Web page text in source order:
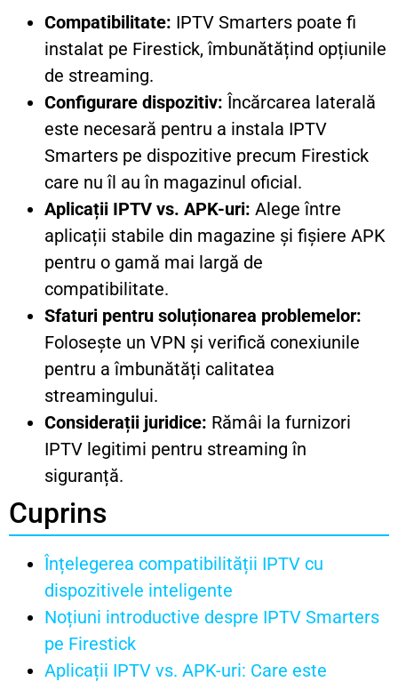
Compatibilitate: IPTV Smarters poate fi
instalat pe Firestick, îmbunătățind opțiunile
de streaming.
Configurare dispozitiv: Încărcarea laterală
este necesară pentru a instala IPTV
Smarters pe dispozitive precum Firestick
care nu îl au în magazinul oficial.
Aplicații IPTV vs. APK-uri: Alege între
aplicații stabile din magazine și fișiere APK
pentru o gamă mai largă de
compatibilitate.
Sfaturi pentru soluționarea problemelor:
Folosește un VPN și verifică conexiunile
pentru a îmbunătăți calitatea
streamingului.
Considerații juridice: Rămâi la furnizori
IPTV legitimi pentru streaming în
siguranță.
Cuprins
Înțelegerea compatibilității IPTV cu
dispozitivele inteligente
Noțiuni introductive despre IPTV Smarters
pe Firestick
Aplicații IPTV vs. APK-uri: Care este